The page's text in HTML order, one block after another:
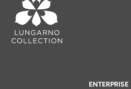
ENTERPRISE